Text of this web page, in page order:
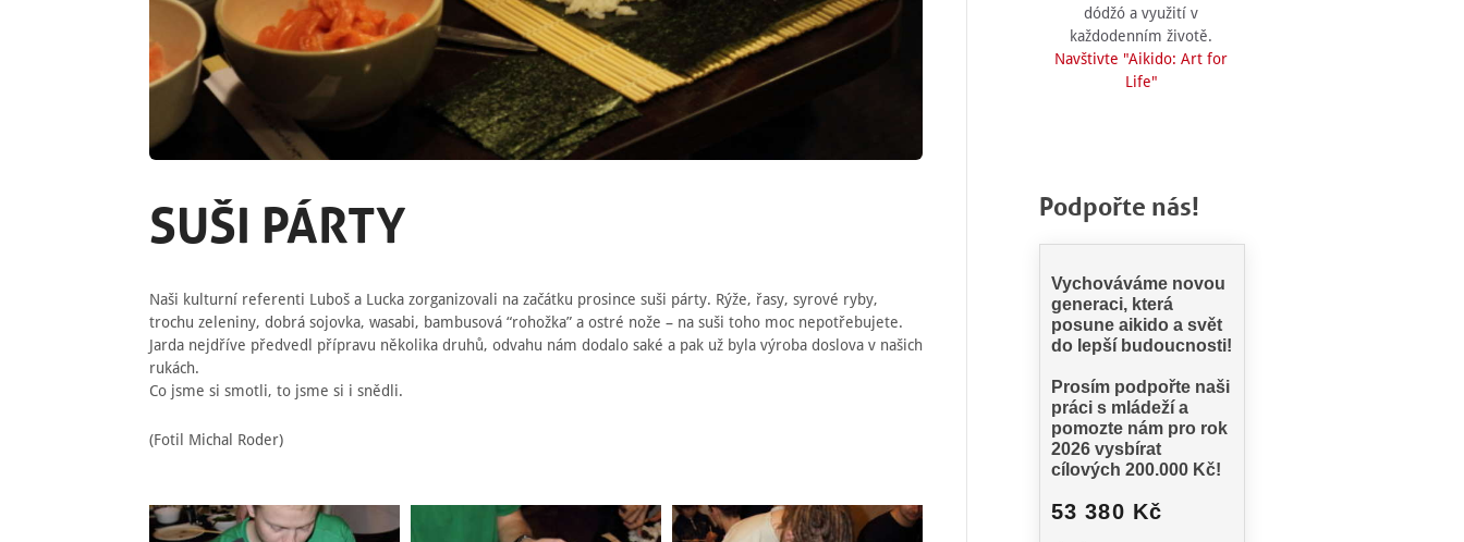
SUŠI PÁRTY
Naši kulturní referenti Luboš a Lucka zorganizovali na začátku prosince suši párty. Rýže, řasy, syrové ryby,
trochu zeleniny, dobrá sojovka, wasabi, bambusová “rohožka” a ostré nože – na suši toho moc nepotřebujete.
Jarda nejdříve předvedl přípravu několika druhů, odvahu nám dodalo saké a pak už byla výroba doslova v našich
rukách.
Co jsme si smotli, to jsme si i snědli.
(Fotil Michal Roder)
dódžó a využití v
každodenním životě.
Navštivte "Aikido: Art for
Life"
Podpořte nás!